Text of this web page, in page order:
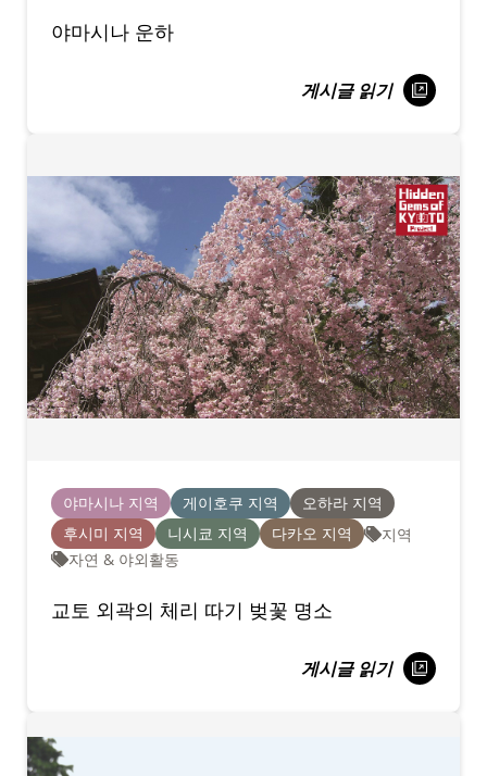
야마시나 운하
게시글 읽기
야마시나 지역 게이호쿠 지역
오하라 지역
후시미 지역
니시쿄 지역 다카오 지역
지역
자연 & 야외활동
교토 외곽의 체리 따기 벚꽃 명소
게시글 읽기